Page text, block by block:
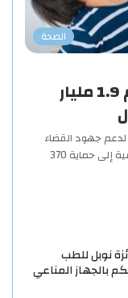
الصحة
زعماء العالم يتعهدون بتقديم 1.9 مليار
بتوفير 1.9 مليار دولار لدعم جهود القضاء
على شلل الأطفال، ما يمنح دفعة للمساعي الرامية إلى حماية 370
نوبل للطب
بالجهاز المناعي